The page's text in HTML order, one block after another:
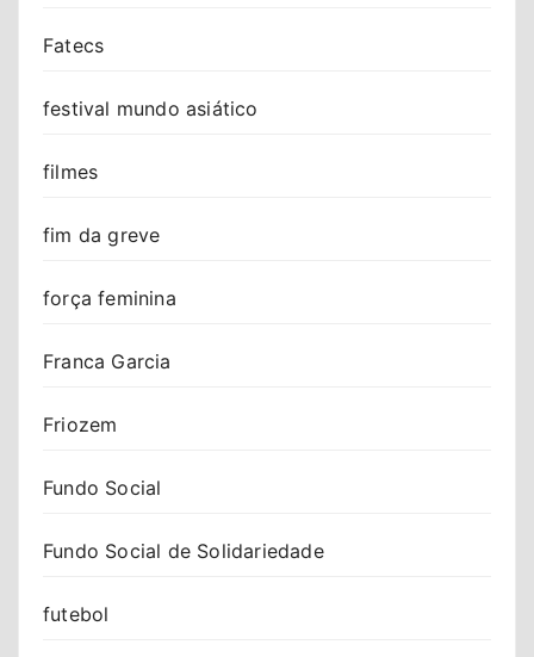
Fatecs
festival mundo asiático
filmes
fim da greve
força feminina
Franca Garcia
Friozem
Fundo Social
Fundo Social de Solidariedade
futebol